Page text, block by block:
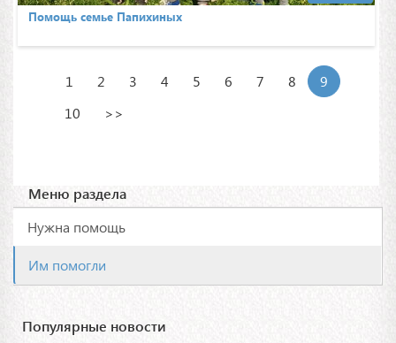
Помощь семье Папихиных
1 2 3 4 5 6 7 8
9
10
>>
Меню раздела
Нужна помощь
Им помогли
Популярные новости